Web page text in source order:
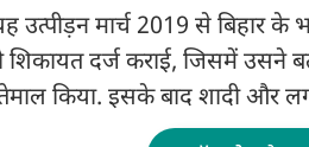
मार्च 2019 से बिहार के
शिकायत दर्ज कराई, जिसमें उसने
किया. इसके बाद शादी और